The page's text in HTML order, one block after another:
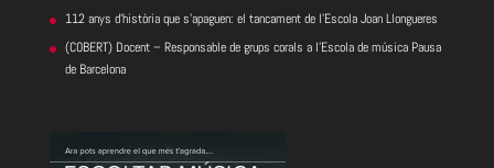
112 anys d’història que s’apaguen: el tancament de l’Escola Joan Llongueres
(COBERT) Docent – Responsable de grups corals a l’Escola de música Pausa
de Barcelona